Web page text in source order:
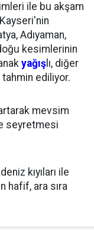
ile bu akşam
Adıyaman,
kesimlerinin
yağış lı, diğer
ediliyor.
mevsim
seyretmesi
kıyıları ile
hafif, ara sıra